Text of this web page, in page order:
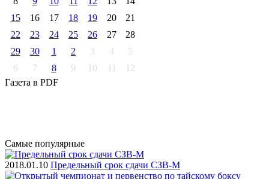
15
16 17 18 19 20
21
22
23 24 25 26 27
28
29
30 1 2 3 4
5
6
7 8 9 10 11
12
Газета в PDF
Самые популярные
2018.01.10 Предельный срок сдачи СЗВ-М